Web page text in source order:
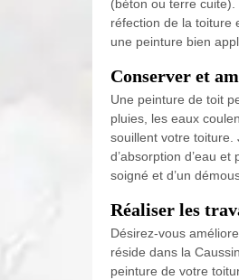
(béton ou terre cuite).
réfection de la toiture
une peinture bien
Conserver et
Une peinture de toit
pluies, les eaux
souillent votre toiture.
d’absorption d’eau
soigné et d’un
Réaliser les
Désirez-vous
réside dans la
peinture de votre